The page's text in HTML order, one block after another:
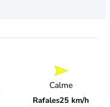
Calme
Rafales25 km/h